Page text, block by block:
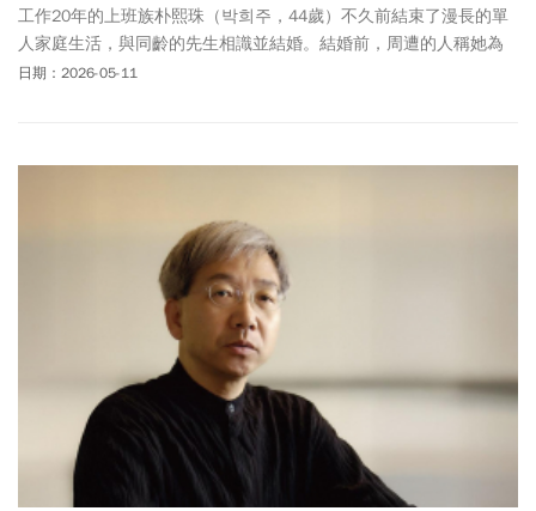
工作20年的上班族朴熙珠（박희주，44歲）不久前結束了漫長的單
人家庭生活，與同齡的先生相識並結婚。結婚前，周遭的人稱她為
「黃金單身族」。事實上，她雖然不樂見這個外號，但是卻很滿意
日期：2026-05-11